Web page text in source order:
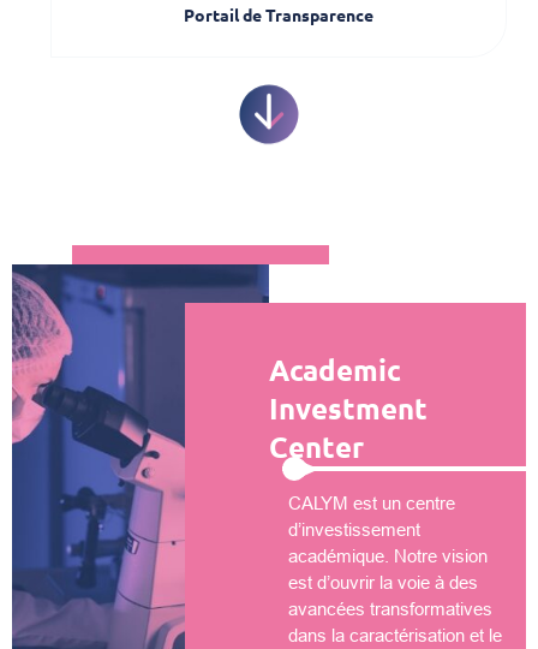
Portail de Transparence
Academic
Investment
Center
CALYM est un centre
d’investissement
académique. Notre vision
est d’ouvrir la voie à des
avancées transformatives
dans la caractérisation et le